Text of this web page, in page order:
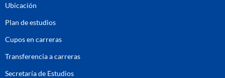
Ubicación
Plan de estudios
Cupos en carreras
Transferencia a carreras
Secretaría de Estudios